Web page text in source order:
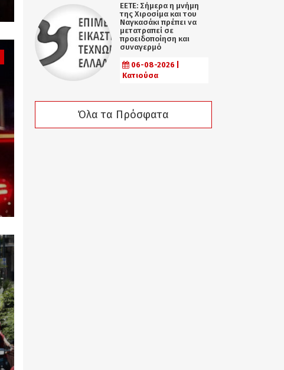
ΕΕΤΕ: Σήμερα η μνήμη
της Χιροσίμα και του
Ναγκασάκι πρέπει να
μετατραπεί σε
προειδοποίηση και
συναγερμό
06-08-2026 |
Κατιούσα
Όλα τα Πρόσφατα